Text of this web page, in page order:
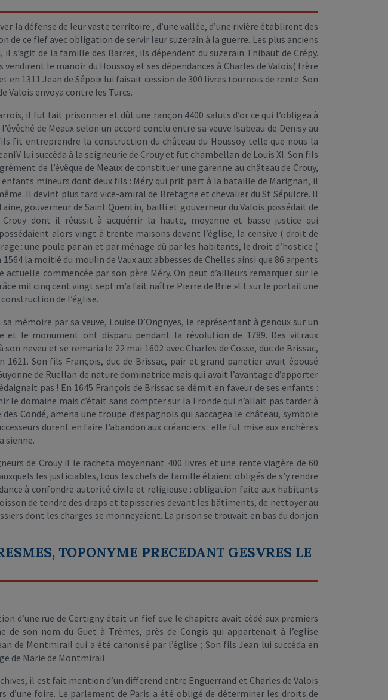
la défense de leur vaste territoire , d’une vallée, d’une rivière établirent des
ce fief avec obligation de servir leur suzerain à la guerre. Les plus anciens
s’agit de la famille des Barres, ils dépendent du suzerain Thibaut de Crépy.
le manoir du Houssoy et ses dépendances à Charles de Valois( frère
1311 Jean de Sépoix lui faisait cession de 300 livres tournois de rente. Son
Valois envoya contre les Turcs.
il fut fait prisonnier et dût une rançon 4400 saluts d’or ce qui l’obligea à
de Meaux selon un accord conclu entre sa veuve Isabeau de Denisy au
fit entreprendre la construction du château du Houssoy telle que nous la
lui succèda à la seigneurie de Crouy et fut chambellan de Louis XI. Son fils
de l’évêque de Meaux de constituer une garenne au château de Crouy,
mineurs dont deux fils : Méry qui prit part à la bataille de Marignan, il
Il devint plus tard vice-amiral de Bretagne et chevalier du St Sépulcre. Il
gouverneur de Saint Quentin, bailli et gouverneur du Valois possédait de
dont il réussit à acquérrir la haute, moyenne et basse justice qui
alors vingt à trente maisons devant l’église, la censive ( droit de
: une poule par an et par ménage dû par les habitants, le droit d’hostice (
la moitié du moulin de Vaux aux abbesses de Chelles ainsi que 86 arpents
commencée par son père Méry. On peut d’ailleurs remarquer sur le
mil cinq cent vingt sept m’a fait naître Pierre de Brie »Et sur le portail une
de l’église.
par sa veuve, Louise D’Ongnyes, le représentant à genoux sur un
et le monument ont disparu pendant la révolution de 1789. Des vitraux
neveu et se remaria le 22 mai 1602 avec Charles de Cosse, duc de Brissac,
Son fils François, duc de Brissac, pair et grand panetier avait épousé
de Ruellan de nature dominatrice mais qui avait l’avantage d’apporter
pas ! En 1645 François de Brissac se démit en faveur de ses enfants :
le domaine mais c’était sans compter sur la Fronde qui n’allait pas tarder à
Condé, amena une troupe d’espagnols qui saccagea le château, symbole
durent en faire l’abandon aux créanciers : elle fut mise aux enchères
sienne.
de Crouy il le racheta moyennant 400 livres et une rente viagère de 60
les justiciables, tous les chefs de famille étaient obligés de s’y rendre
à confondre autorité civile et religieuse : obligation faite aux habitants
de tendre des draps et tapisseries devant les bâtiments, de nettoyer au
dont les charges se monneyaient. La prison se trouvait en bas du donjon
TOPONYME PRECEDANT GESVRES LE
d’une rue de Certigny était un fief que le chapitre avait cèdé aux premiers
son nom du Guet à Trêmes, près de Congis qui appartenait à l’eglise
de Montmirail qui a été canonisé par l’église ; Son fils Jean lui succéda en
de Marie de Montmirail.
il est fait mention d’un differend entre Enguerrand et Charles de Valois
d’une foire. Le parlement de Paris a été obligé de déterminer les droits de